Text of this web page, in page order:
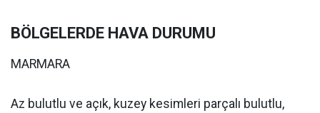
BÖLGELERDE HAVA DURUMU
MARMARA
Az bulutlu ve açık, kuzey kesimleri parçalı bulutlu,